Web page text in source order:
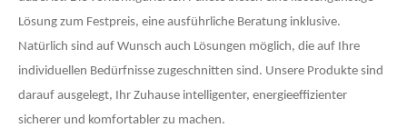
Lösung zum Festpreis, eine ausführliche Beratung inklusive.
Natürlich sind auf Wunsch auch Lösungen möglich, die auf Ihre
individuellen Bedürfnisse zugeschnitten sind. Unsere Produkte sind
darauf ausgelegt, Ihr Zuhause intelligenter, energieeffizienter
sicherer und komfortabler zu machen.